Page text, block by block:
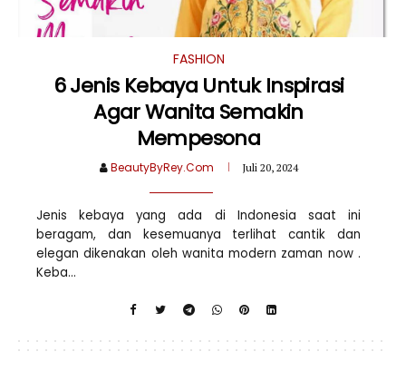
FASHION
6 Jenis Kebaya Untuk Inspirasi
Agar Wanita Semakin
Mempesona
BeautyByRey.Com Juli 20, 2024
Jenis kebaya yang ada di Indonesia saat ini
beragam, dan kesemuanya terlihat cantik dan
elegan dikenakan oleh wanita modern zaman now .
Keba...